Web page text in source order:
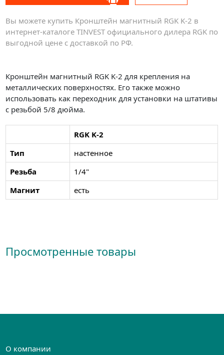
Вы можете купить Кронштейн магнитный RGK K-2 в
интернет-каталоге TINVEST официального дилера RGK по
выгодной цене с доставкой по РФ.
Кронштейн магнитный RGK K-2 для крепления на
металлических поверхностях. Его также можно
использовать как переходник для установки на штативы
с резьбой 5/8 дюйма.
RGK K-2
Тип
настенное
Резьба
1/4"
Магнит
есть
Просмотренные товары
О компании